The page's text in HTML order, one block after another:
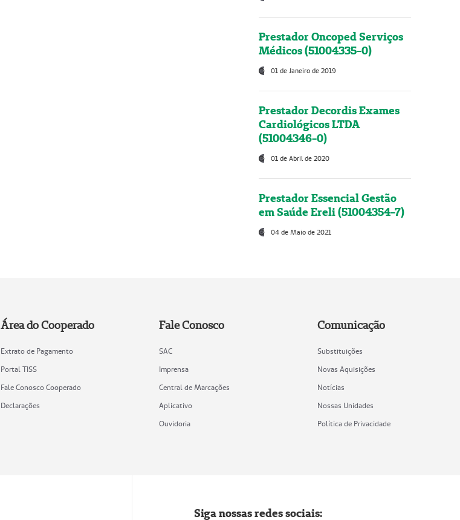
Prestador Oncoped Serviços
Médicos (51004335-0)
01 de Janeiro de 2019
Prestador Decordis Exames
Cardiológicos LTDA
(51004346-0)
01 de Abril de 2020
Prestador Essencial Gestão
em Saúde Ereli (51004354-7)
04 de Maio de 2021
Área do Cooperado
Extrato de Pagamento
Portal TISS
Fale Conosco Cooperado
Declarações
Fale Conosco
SAC
Imprensa
Central de Marcações
Aplicativo
Ouvidoria
Comunicação
Substituições
Novas Aquisições
Notícias
Nossas Unidades
Política de Privacidade
Siga nossas redes sociais: